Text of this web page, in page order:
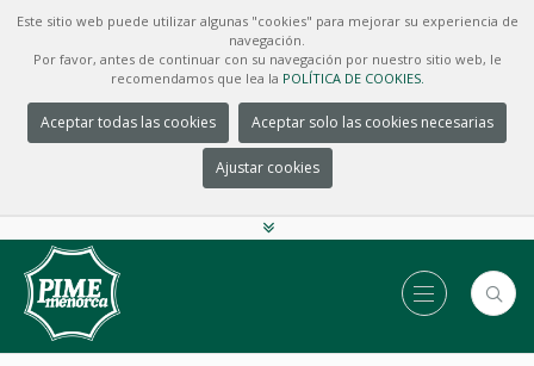
Este sitio web puede utilizar algunas "cookies" para mejorar su experiencia de
navegación.
Por favor, antes de continuar con su navegación por nuestro sitio web, le
recomendamos que lea la POLÍTICA DE COOKIES.
Aceptar todas las cookies Aceptar solo las cookies necesarias
Ajustar cookies